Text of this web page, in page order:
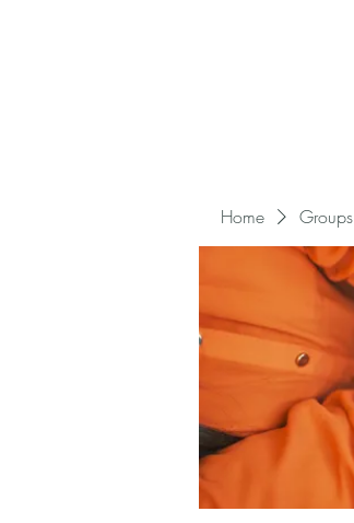
Home Groups